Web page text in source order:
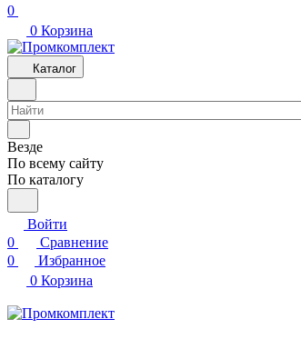
0
0 Корзина
Каталог
Везде
По всему сайту
По каталогу
Войти
0
Сравнение
0
Избранное
0 Корзина